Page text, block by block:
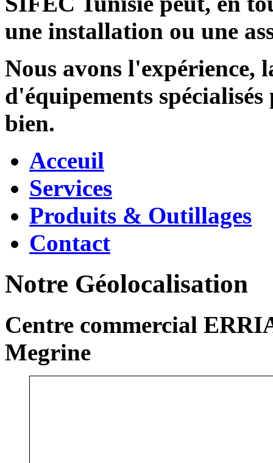
une installation ou une
Nous avons l'expérience,
d'équipements
bien.
Acceuil
Services
Produits & Outillages
Contact
Notre Géolocalisation
Centre commercial
Megrine